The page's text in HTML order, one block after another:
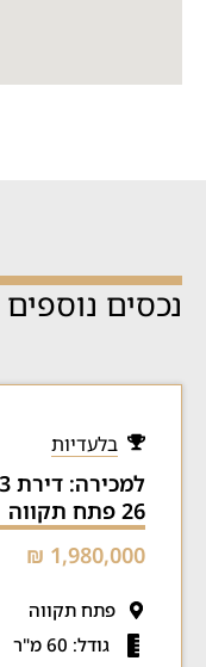
נכסים נוספים
בלעדיות
26 פתח תקווה
1,980,000 ₪
פתח תקווה
גודל: 60 מ"ר